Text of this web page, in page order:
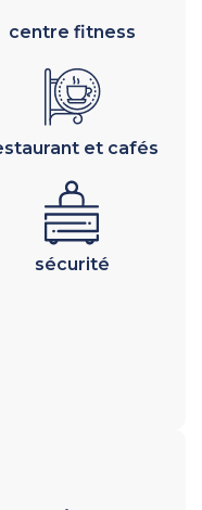
centre fitness
et cafés
sécurité